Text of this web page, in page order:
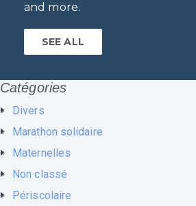
and more.
SEE ALL
Catégories
Divers
Marathon solidaire
Maternelles
Non classé
Périscolaire